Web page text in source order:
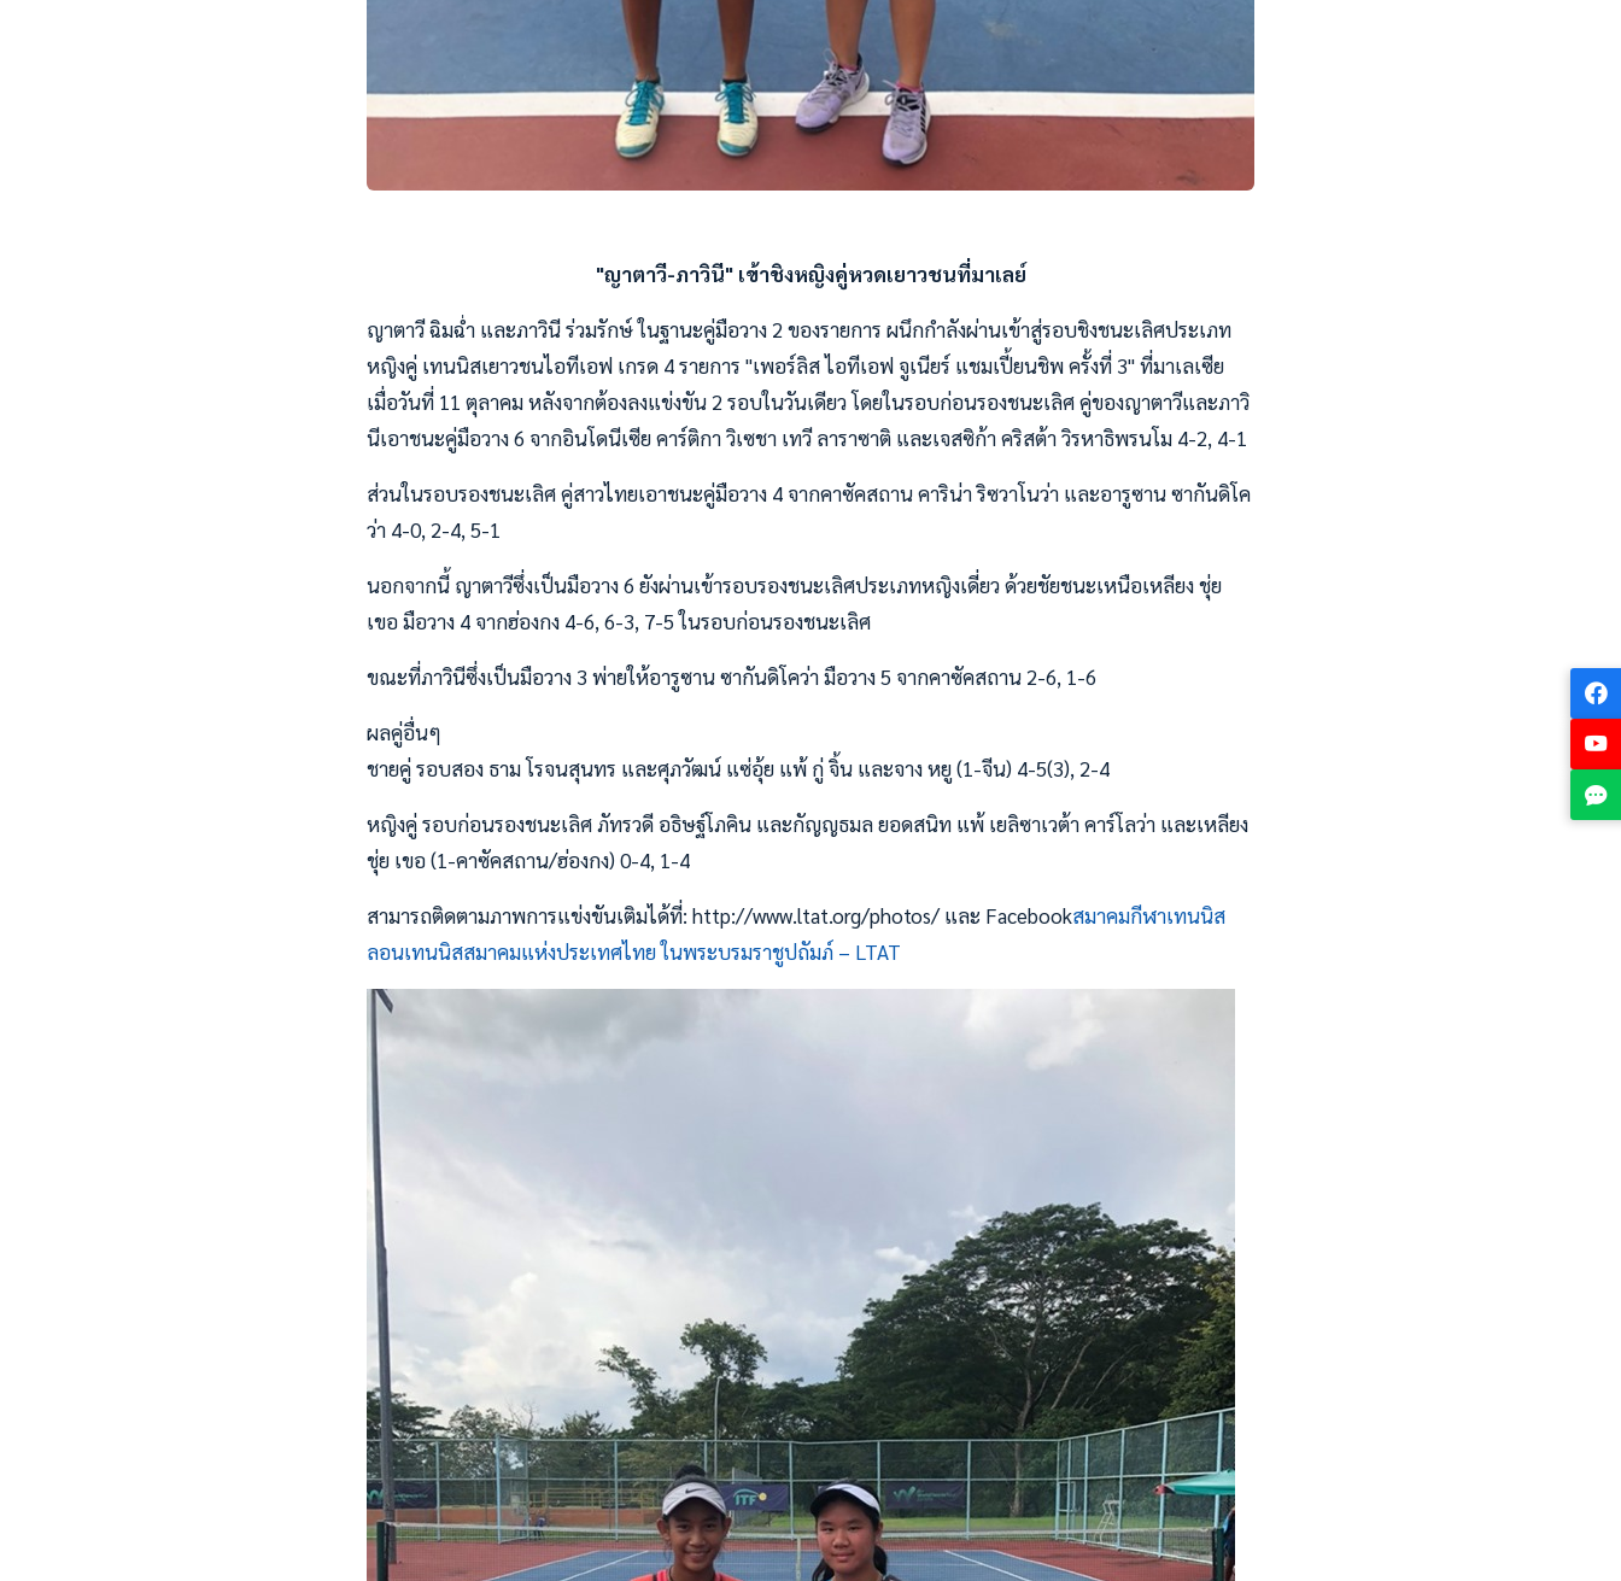
"ญาตาวี-ภาวินี" เข้าชิงหญิงคู่หวดเยาวชนที่มาเลย์
ญาตาวี ฉิมฉ่ำ และภาวินี ร่วมรักษ์ ในฐานะคู่มือวาง 2 ของรายการ ผนึกกำลังผ่านเข้าสู่รอบชิงชนะเลิศประเภท
หญิงคู่ เทนนิสเยาวชนไอทีเอฟ เกรด 4 รายการ "เพอร์ลิส ไอทีเอฟ จูเนียร์ แชมเปี้ยนชิพ ครั้งที่ 3" ที่มาเลเซีย
เมื่อวันที่ 11 ตุลาคม หลังจากต้องลงแข่งขัน 2 รอบในวันเดียว โดยในรอบก่อนรองชนะเลิศ คู่ของญาตาวีและภาวิ
นีเอาชนะคู่มือวาง 6 จากอินโดนีเซีย คาร์ติกา วิเซชา เทวี ลาราซาติ และเจสซิก้า คริสต้า วิรหาธิพรนโม 4-2, 4-1
ส่วนในรอบรองชนะเลิศ คู่สาวไทยเอาชนะคู่มือวาง 4 จากคาซัคสถาน คาริน่า ริซวาโนว่า และอารูซาน ซากันดิโค
ว่า 4-0, 2-4, 5-1
นอกจากนี้ ญาตาวีซึ่งเป็นมือวาง 6 ยังผ่านเข้ารอบรองชนะเลิศประเภทหญิงเดี่ยว ด้วยชัยชนะเหนือเหลียง ชุ่ย
เขอ มือวาง 4 จากฮ่องกง 4-6, 6-3, 7-5 ในรอบก่อนรองชนะเลิศ
ขณะที่ภาวินีซึ่งเป็นมือวาง 3 พ่ายให้อารูซาน ซากันดิโคว่า มือวาง 5 จากคาซัคสถาน 2-6, 1-6
ผลคู่อื่นๆ
ชายคู่ รอบสอง ธาม โรจนสุนทร และศุภวัฒน์ แซ่อุ้ย แพ้ กู่ จิ้น และจาง หยู (1-จีน) 4-5(3), 2-4
หญิงคู่ รอบก่อนรองชนะเลิศ ภัทรวดี อธิษฐ์โภคิน และกัญญธมล ยอดสนิท แพ้ เยลิซาเวต้า คาร์โลว่า และเหลียง
ชุ่ย เขอ (1-คาซัคสถาน/ฮ่องกง) 0-4, 1-4
สามารถติดตามภาพการแข่งขันเติมได้ที่: http://www.ltat.org/photos/ และ Facebookสมาคมกีฬาเทนนิส
ลอนเทนนิสสมาคมแห่งประเทศไทย ในพระบรมราชูปถัมภ์ – LTAT